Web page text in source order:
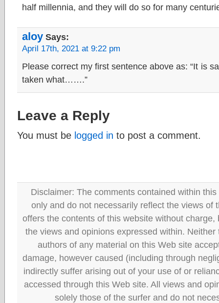
half millennia, and they will do so for many
aloy Says:
April 17th, 2021 at 9:22 pm
Please correct my first sentence above as: “It is
taken what…….”
Leave a Reply
You must be logged in to post a comment.
Disclaimer: The comments contained within
only and do not necessarily reflect the views of
offers the contents of this website without
the views and opinions expressed within.
authors of any material on this Web site
damage, however caused (including through
indirectly suffer arising out of your use of or
accessed through this Web site. All views and
solely those of the surfer and do not